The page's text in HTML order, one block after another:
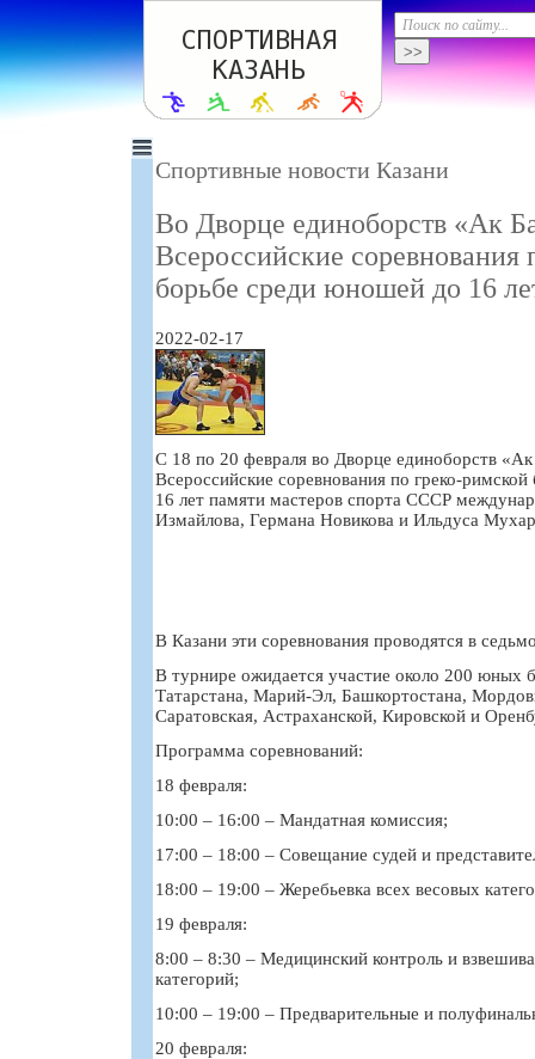
Спортивные новости Казани
Во Дворце единоборств «Ак
Всероссийские соревнования
борьбе среди юношей до 16
2022-02-17
С 18 по 20 февраля во Дворце единоборств
Всероссийские соревнования по греко-
16 лет памяти мастеров спорта СССР
Измайлова, Германа Новикова и Ильдуса
В Казани эти соревнования проводятся в
В турнире ожидается участие около 200 юных
Татарстана, Марий-Эл, Башкортостана,
Саратовская, Астраханской, Кировской и
Программа соревнований:
18 февраля:
10:00 – 16:00 – Мандатная комиссия;
17:00 – 18:00 – Совещание судей и
18:00 – 19:00 – Жеребьевка всех весовых
19 февраля:
8:00 – 8:30 – Медицинский контроль и
категорий;
10:00 – 19:00 – Предварительные и
20 февраля: